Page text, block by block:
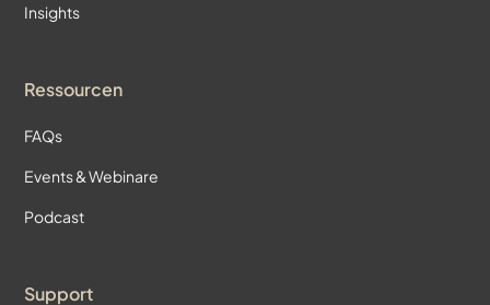
Insights
Ressourcen
FAQs
Events & Webinare
Podcast
Support